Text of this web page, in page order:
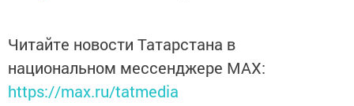
Читайте новости Татарстана в
национальном мессенджере MАХ:
https://max.ru/tatmedia